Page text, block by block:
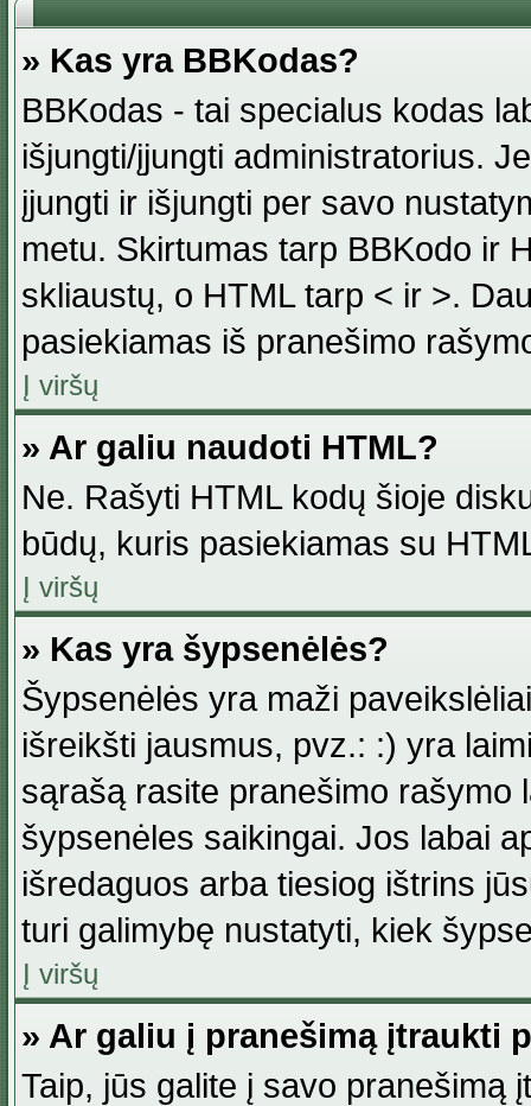
» Kas yra BBKodas?
BBKodas - tai specialus kodas
išjungti/įjungti administratorius.
įjungti ir išjungti per savo
metu. Skirtumas tarp BBKodo ir
skliaustų, o HTML tarp < ir >.
pasiekiamas iš pranešimo
Į viršų
» Ar galiu naudoti HTML?
Ne. Rašyti HTML kodų šioje
būdų, kuris pasiekiamas su
Į viršų
» Kas yra šypsenėlės?
Šypsenėlės yra maži
išreikšti jausmus, pvz.: :) yra
sąrašą rasite pranešimo rašymo
šypsenėles saikingai. Jos labai
išredaguos arba tiesiog ištrins
turi galimybę nustatyti, kiek
Į viršų
» Ar galiu į pranešimą įtraukti
Taip, jūs galite į savo pranešimą